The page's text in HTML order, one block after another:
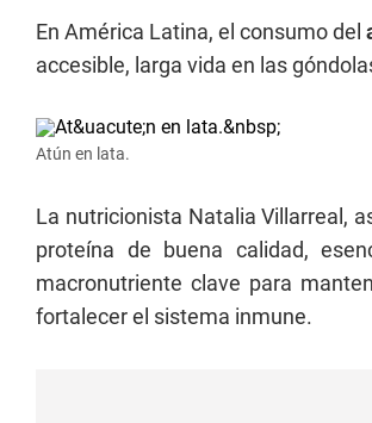
En América Latina, el consumo del
accesible, larga vida en las
Atún en lata.
La nutricionista Natalia Villarreal,
proteína de buena calidad,
macronutriente clave para
fortalecer el sistema inmune.